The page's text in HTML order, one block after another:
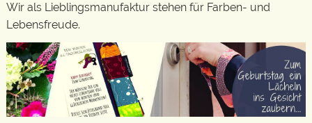
Wir als Lieblingsmanufaktur stehen für Farben- und
Lebensfreude.